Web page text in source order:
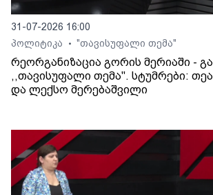
31-07-2026 16:00
პოლიტიკა
• "თავისუფალი თემა"
რეორგანიზაცია გორის მერიაში -
,,თავისუფალი თემა". სტუმრები:
და ლექსო მერებაშვილი